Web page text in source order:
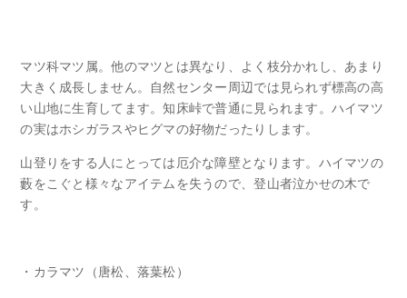
マツ科マツ属。他のマツとは異なり、よく枝分かれし、あまり
大きく成長しません。自然センター周辺では見られず標高の高
い山地に生育してます。知床峠で普通に見られます。ハイマツ
の実はホシガラスやヒグマの好物だったりします。
山登りをする人にとっては厄介な障壁となります。ハイマツの
藪をこぐと様々なアイテムを失うので、登山者泣かせの木で
す。
・カラマツ（唐松、落葉松）